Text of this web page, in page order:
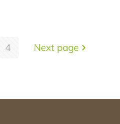
4 Next page